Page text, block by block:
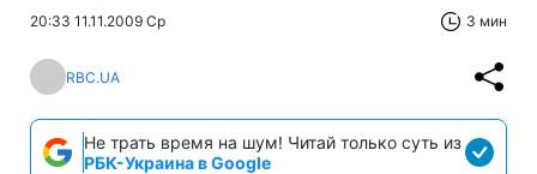
20:33 11.11.2009 Ср 3 мин
RBC.UA
Не трать время на шум! Читай только суть из
РБК-Украина в Google